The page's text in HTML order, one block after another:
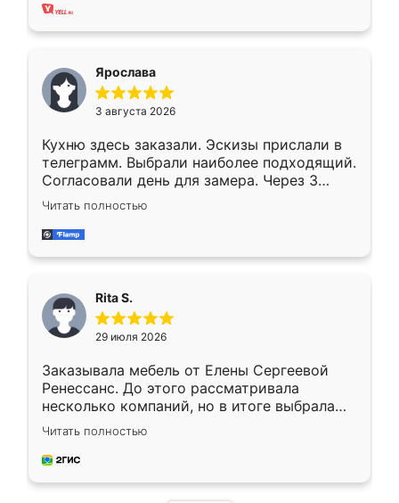
Ярослава
3 августа 2026
Кухню здесь заказали. Эскизы прислали в
телеграмм. Выбрали наиболее подходящий.
Согласовали день для замера. Через 3
недели кухня была уже готова. Остались
довольны работой. Спасибо Ренессанс
мебель за качественную работу!
Читать полностью
Rita S.
29 июля 2026
Заказывала мебель от Елены Сергеевой
Ренессанс. До этого рассматривала
несколько компаний, но в итоге выбрала
эту. Сначала обговорили условия, потом
приехал замерщик, всё спокойно объяснил
и снял размеры. Изготовили в срок, с
Читать полностью